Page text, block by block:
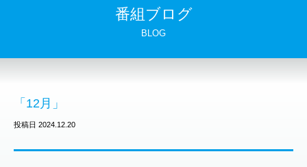
番組ブログ
BLOG
「12月」
投稿日 2024.12.20